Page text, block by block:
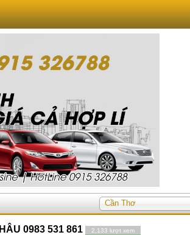
Cần Thơ
0983 531 861 2,133 lượt xem